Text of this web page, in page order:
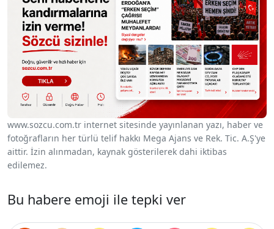
www.sozcu.com.tr internet sitesinde yayınlanan yazı, haber ve
fotoğrafların her türlü telif hakkı Mega Ajans ve Rek. Tic. A.Ş'ye
aittir. İzin alınmadan, kaynak gösterilerek dahi iktibas
edilemez.
Bu habere emoji ile tepki ver